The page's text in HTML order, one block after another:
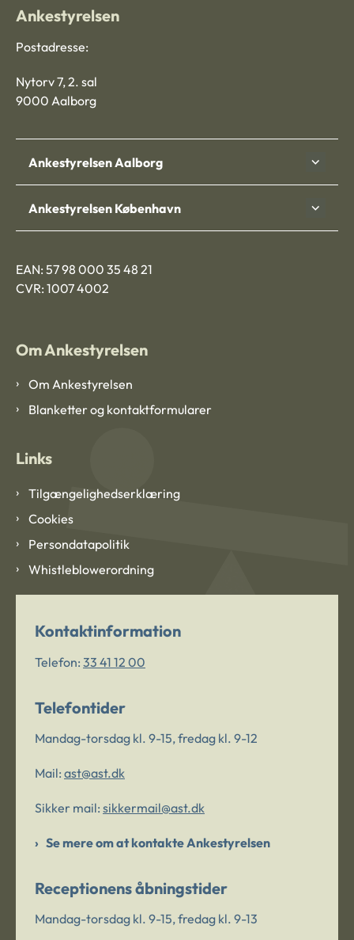
Ankestyrelsen
Postadresse:
Nytorv 7, 2. sal
9000 Aalborg
Ankestyrelsen Aalborg
Ankestyrelsen København
EAN: 57 98 000 35 48 21
CVR: 1007 4002
Om Ankestyrelsen
Om Ankestyrelsen
Blanketter og kontaktformularer
Links
Tilgængelighedserklæring
Cookies
Persondatapolitik
Whistleblowerordning
Kontaktinformation
Telefon: 33 41 12 00
Telefontider
Mandag-torsdag kl. 9-15, fredag kl. 9-12
Mail: ast@ast.dk
Sikker mail: sikkermail@ast.dk
Se mere om at kontakte Ankestyrelsen
Receptionens åbningstider
Mandag-torsdag kl. 9-15, fredag kl. 9-13